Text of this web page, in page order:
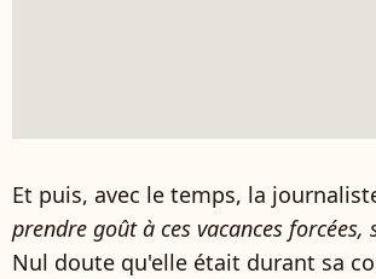
Et puis, avec le temps, la
prendre goût à ces vacances forcées,
Nul doute qu'elle était durant sa